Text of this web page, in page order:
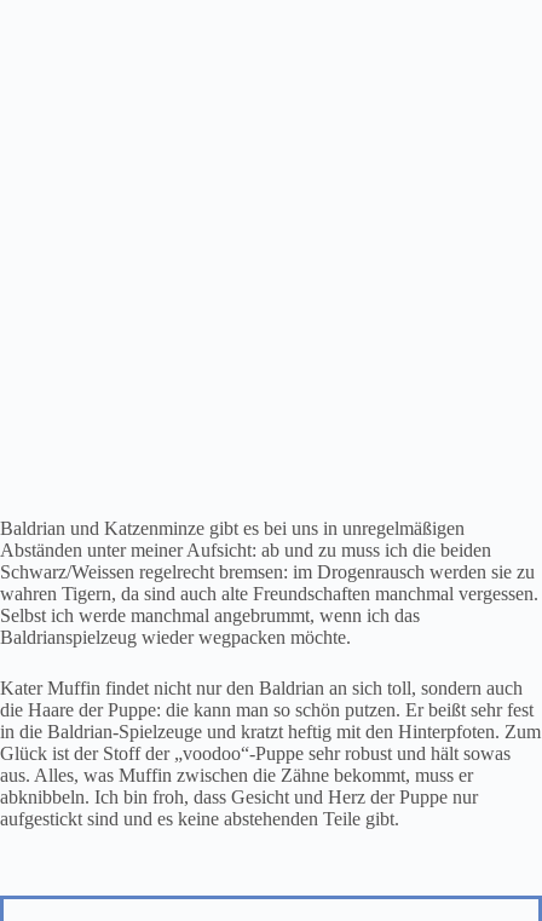
Baldrian und Katzenminze gibt es bei uns in unregelmäßigen
Abständen unter meiner Aufsicht: ab und zu muss ich die beiden
Schwarz/Weissen regelrecht bremsen: im Drogenrausch werden sie zu
wahren Tigern, da sind auch alte Freundschaften manchmal vergessen.
Selbst ich werde manchmal angebrummt, wenn ich das
Baldrianspielzeug wieder wegpacken möchte.
Kater Muffin findet nicht nur den Baldrian an sich toll, sondern auch
die Haare der Puppe: die kann man so schön putzen. Er beißt sehr fest
in die Baldrian-Spielzeuge und kratzt heftig mit den Hinterpfoten. Zum
Glück ist der Stoff der „voodoo“-Puppe sehr robust und hält sowas
aus. Alles, was Muffin zwischen die Zähne bekommt, muss er
abknibbeln. Ich bin froh, dass Gesicht und Herz der Puppe nur
aufgestickt sind und es keine abstehenden Teile gibt.